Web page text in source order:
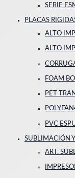
SERIE
PLACAS
ALTO
ALTO
FOAM
PET
POLYFAN
PVC
SUBLIMACIÓN
ART.